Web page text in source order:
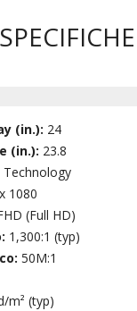
SPECIFICHE
(in.): 24
(in.): 23.8
Technology
1080
(Full HD)
1,300:1 (typ)
50M:1
m² (typ)